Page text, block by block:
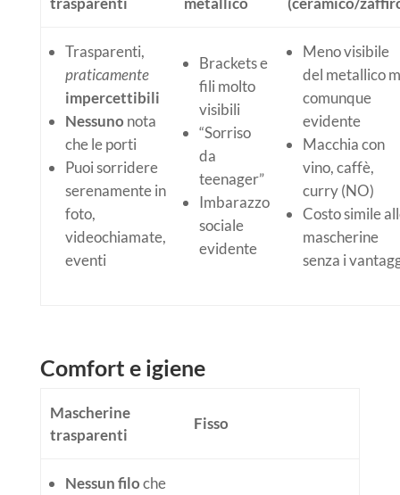
Trasparenti,
praticamente
impercettibili
Nessuno nota
che le porti
Puoi sorridere
serenamente in
foto,
videochiamate,
eventi
Brackets e
fili molto
visibili
“Sorriso
da
teenager”
Imbarazzo
sociale
evidente
Meno visibile
del metallico
comunque
evidente
Macchia con
vino, caffè,
curry(NO)
Costo simile
mascherine
senza i
Comfort e igiene
Mascherine
trasparenti
Fisso
Nessun filoche